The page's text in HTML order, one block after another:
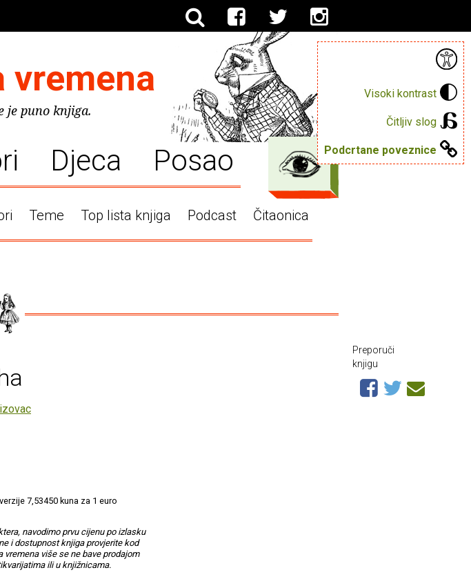
Visoki kontrast
Čitljiv slog
Podcrtane poveznice
vremena
je puno knjiga.
Djeca Posao
Teme Top lista knjiga Podcast Čitaonica
7,53450 kuna za 1 euro
navodimo prvu cijenu po izlasku
i dostupnost knjiga provjerite kod
više se ne bave prodajom
ili u knjižnicama.
Preporuči
knjigu